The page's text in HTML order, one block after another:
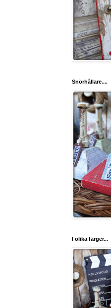
Snörhållare....
I olika färger...